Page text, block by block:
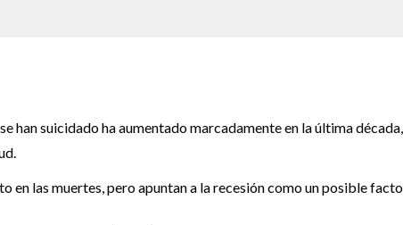
han suicidado ha aumentado marcadamente en la última década,
en las muertes, pero apuntan a la recesión como un posible